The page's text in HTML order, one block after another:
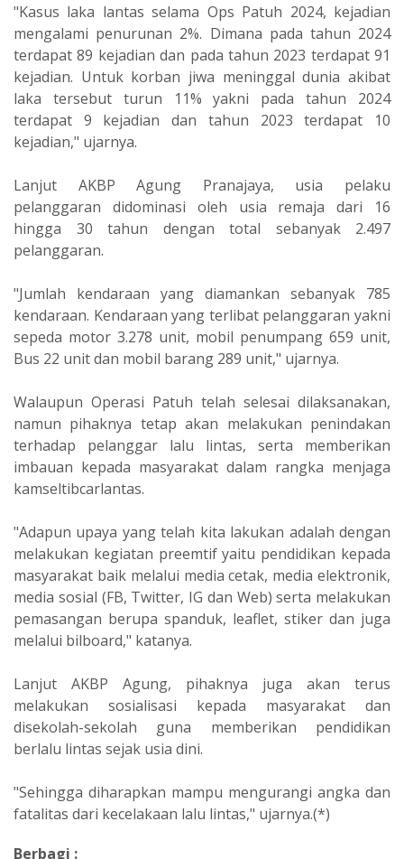
"Kasus laka lantas selama Ops Patuh 2024, kejadian
mengalami penurunan 2%. Dimana pada tahun 2024
terdapat 89 kejadian dan pada tahun 2023 terdapat 91
kejadian. Untuk korban jiwa meninggal dunia akibat
laka tersebut turun 11% yakni pada tahun 2024
terdapat 9 kejadian dan tahun 2023 terdapat 10
kejadian," ujarnya.
Lanjut AKBP Agung Pranajaya, usia pelaku
pelanggaran didominasi oleh usia remaja dari 16
hingga 30 tahun dengan total sebanyak 2.497
pelanggaran.
"Jumlah kendaraan yang diamankan sebanyak 785
kendaraan. Kendaraan yang terlibat pelanggaran yakni
sepeda motor 3.278 unit, mobil penumpang 659 unit,
Bus 22 unit dan mobil barang 289 unit," ujarnya.
Walaupun Operasi Patuh telah selesai dilaksanakan,
namun pihaknya tetap akan melakukan penindakan
terhadap pelanggar lalu lintas, serta memberikan
imbauan kepada masyarakat dalam rangka menjaga
kamseltibcarlantas.
"Adapun upaya yang telah kita lakukan adalah dengan
melakukan kegiatan preemtif yaitu pendidikan kepada
masyarakat baik melalui media cetak, media elektronik,
media sosial (FB, Twitter, IG dan Web) serta melakukan
pemasangan berupa spanduk, leaflet, stiker dan juga
melalui bilboard," katanya.
Lanjut AKBP Agung, pihaknya juga akan terus
melakukan sosialisasi kepada masyarakat dan
disekolah-sekolah guna memberikan pendidikan
berlalu lintas sejak usia dini.
"Sehingga diharapkan mampu mengurangi angka dan
fatalitas dari kecelakaan lalu lintas," ujarnya.(*)
Berbagi :